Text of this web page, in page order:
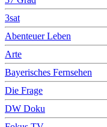
3sat
Abenteuer Leben
Arte
Bayerisches Fernsehen
Die Frage
DW Doku